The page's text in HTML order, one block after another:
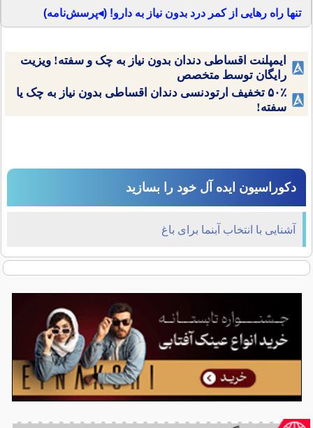
تنها راه رهایی از کمر درد بدون نیاز به دارو! (◂پرسش‌نامه)
ایمپلنت اقساطی دندان بدون نیاز به چک و سفته! ویزیت
رایگان توسط متخصص
۵۰٪ تخفیف ارتودنسی دندان اقساطی بدون نیاز به چک یا
سفته!
دکوراسیون ایده آل خود را بسازید
آشنایی با انتخاب آبنما برای باغ